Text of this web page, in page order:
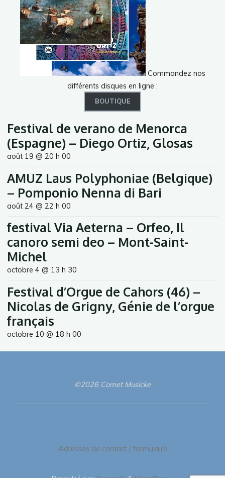
Commandez nos
différents disques en ligne :
BOUTIQUE
Festival de verano de Menorca
(Espagne) – Diego Ortiz, Glosas
août 19 @ 20 h 00
AMUZ Laus Polyphoniae (Belgique)
– Pomponio Nenna di Bari
août 24 @ 22 h 00
festival Via Aeterna – Orfeo, Il
canoro semi deo – Mont-Saint-
Michel
octobre 4 @ 13 h 30
Festival d’Orgue de Cahors (46) –
Nicolas de Grigny, Génie de l’orgue
français
octobre 10 @ 18 h 00
©2026 Comet Musicke
Adresses de contact / formulaire